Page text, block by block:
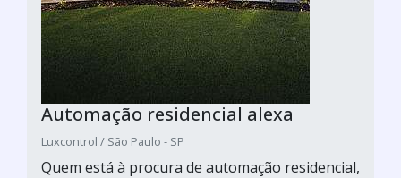
Automação residencial alexa
Luxcontrol / São Paulo - SP
Quem está à procura de automação residencial,